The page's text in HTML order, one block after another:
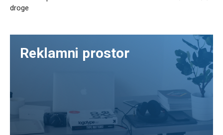
droge
Reklamni prostor